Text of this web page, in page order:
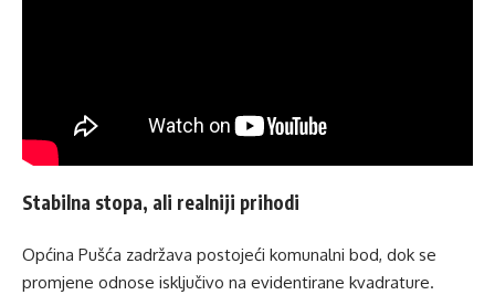
Stabilna stopa, ali realniji prihodi
Općina Pušća zadržava postojeći komunalni bod, dok se
promjene odnose isključivo na evidentirane kvadrature.